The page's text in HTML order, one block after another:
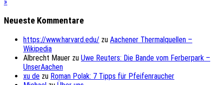
Neueste Kommentare
https://www.harvard.edu/ zu Aachener Thermalquellen –
Wikipedia
Albrecht Mauer zu Uwe Reuters: Die Bande vom Ferberpark –
UnserAachen
xu de zu Roman Polak: 7 Tipps für Pfeifenraucher